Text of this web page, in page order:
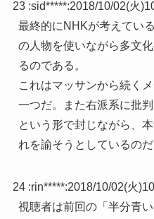
23 :sid*****:2018/10/02(火
最終的にNHKが考えてい
の人物を使いながら多文
るのである。
これはマッサンから続く
一つだ。また右派系に批
という形で封じながら、
れを諭そうとしているのだ
24 :rin*****:2018/10/02(火
視聴者は前回の「半分青